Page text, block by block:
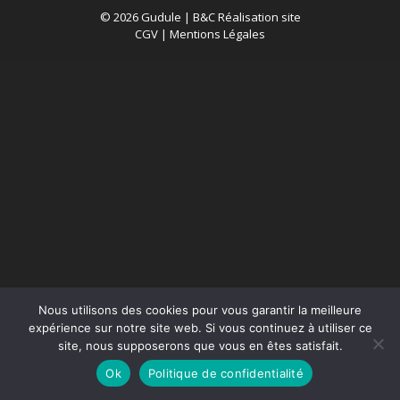
© 2026 Gudule | B&C Réalisation site
CGV | Mentions Légales
Nous utilisons des cookies pour vous garantir la meilleure
expérience sur notre site web. Si vous continuez à utiliser ce
site, nous supposerons que vous en êtes satisfait.
Ok
Politique de confidentialité